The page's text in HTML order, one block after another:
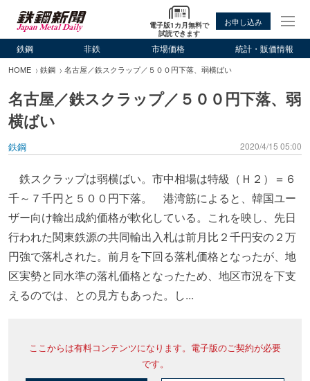
電子版1カ月無料で
試読できます
お申し込み
鉄鋼 非鉄 市場価格 統計・販価情報
HOME 鉄鋼 名古屋／鉄スクラップ／５００円下落、弱横ばい
名古屋／鉄スクラップ／５００円下落、弱
横ばい
鉄鋼 2020/4/15 05:00
鉄スクラップは弱横ばい。市中相場は特級（Ｈ２）＝６
千～７千円と５００円下落。 港湾筋によると、韓国ユー
ザー向け輸出成約価格が軟化している。これを映し、先日
行われた関東鉄源の共同輸出入札は前月比２千円安の２万
円強で落札された。前月を下回る落札価格となったが、地
区実勢と同水準の落札価格となったため、地区市況を下支
えるのでは、との見方もあった。し...
ここからは有料コンテンツになります。電子版のご契約が必要
です。